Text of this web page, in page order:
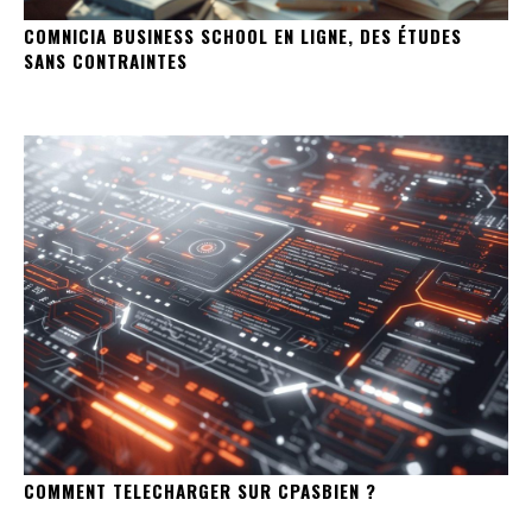
COMNICIA BUSINESS SCHOOL EN LIGNE, DES ÉTUDES
SANS CONTRAINTES
COMMENT TELECHARGER SUR CPASBIEN ?